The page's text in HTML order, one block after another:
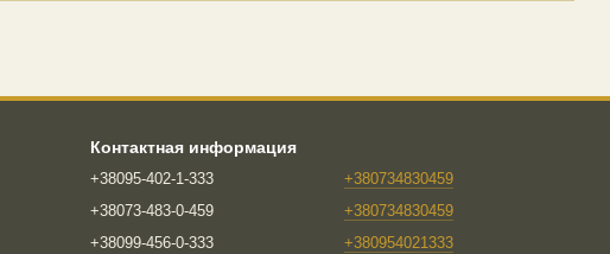
Контактная информация
+38095-402-1-333
+38073-483-0-459
+38099-456-0-333
+380734830459
+380734830459
+380954021333